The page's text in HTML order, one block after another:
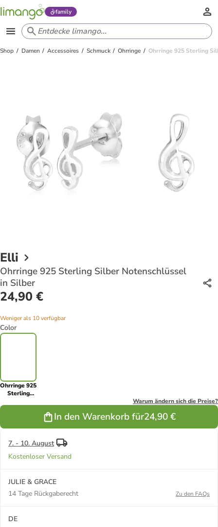
family
Shop Damen Accessoires Schmuck Ohrringe Ohrringe 925 Sterling
Elli
Ohrringe 925 Sterling Silber Notenschlüssel
in Silber
24,90 €
Weniger als 10 verfügbar
Color
Ohrringe 925
Sterling
Notenschlüssel
Warum ändern sich die Preise?
In den Warenkorb für24,90 €
7. - 10. August
Kostenloser Versand
JULIE & GRACE
14 Tage Rückgaberecht
Zu den FAQs
DE